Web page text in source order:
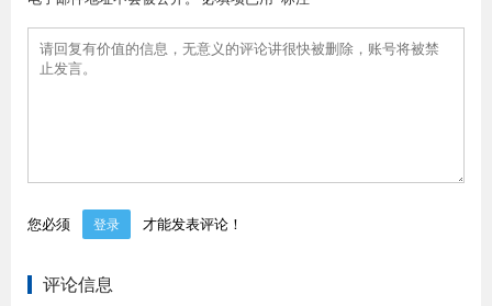
您必须 登录 才能发表评论！
评论信息